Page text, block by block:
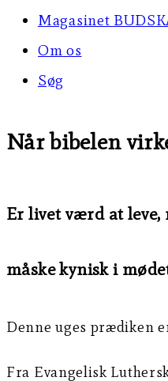
Magasinet
Om os
Søg
Når bibelen
Er livet værd at leve,
måske kynisk i
Denne uges prædiken
Fra Evangelisk